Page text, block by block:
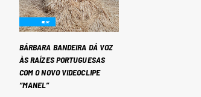
BÁRBARA BANDEIRA DÁ VOZ
ÀS RAÍZES PORTUGUESAS
COM O NOVO VIDEOCLIPE
“MANEL”